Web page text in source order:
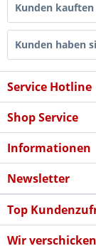
Kunden kauften
Kunden haben
Service Hotline
Shop Service
Informationen
Newsletter
Top
Wir